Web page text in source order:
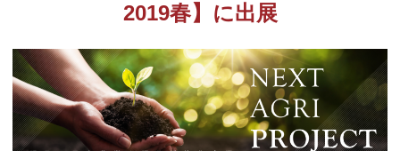
MOVIMAS
IoT Consultant Room
2019春】に出展